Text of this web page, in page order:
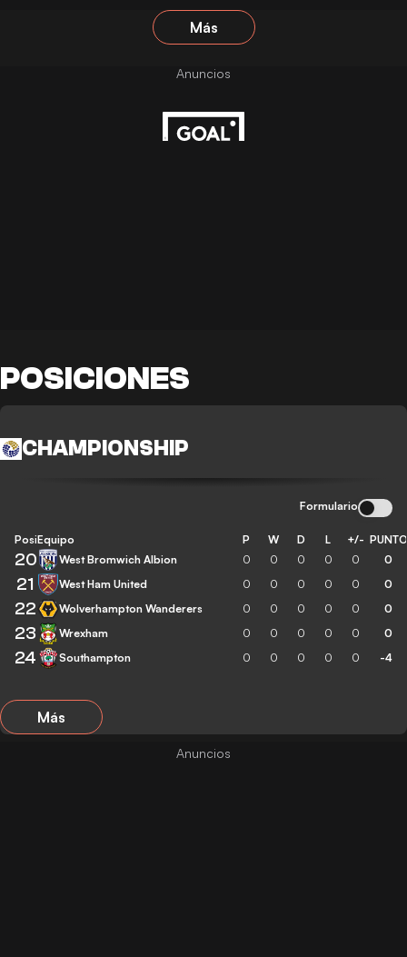
Más
POSICIONES
CHAMPIONSHIP
Formulario
Posición
Equipo P W D L +/-
20 West Bromwich Albion 0 0 0 0 0 0
21 West Ham United 0 0 0 0 0 0
22 Wolverhampton Wanderers 0 0 0 0 0 0
23 Wrexham 0 0 0 0 0 0
24 Southampton 0 0 0 0 0 -4
Más